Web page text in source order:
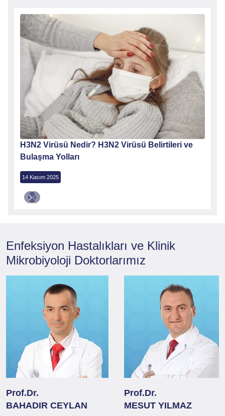
H3N2 Virüsü Nedir? H3N2 Virüsü Belirtileri ve
Bulaşma Yolları
14 Kasım 2025
Enfeksiyon Hastalıkları ve Klinik
Mikrobiyoloji Doktorlarımız
Prof.Dr.
BAHADIR CEYLAN
Prof.Dr.
MESUT YILMAZ